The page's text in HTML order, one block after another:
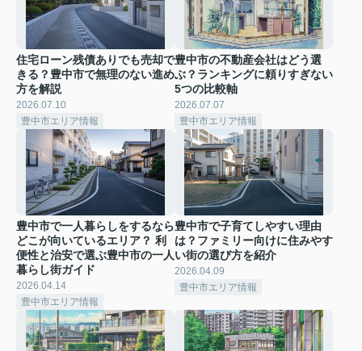
住宅ローン残債ありでも売却で
きる？豊中市で無理のない進め
方を解説
2026.07.10
豊中市エリア情報
豊中市の不動産会社はどう選
ぶ？ランキングに頼りすぎない
5つの比較軸
2026.07.07
豊中市エリア情報
豊中市で一人暮らしをするなら
どこが向いているエリア？ 利
便性と治安で選ぶ豊中市の一人
暮らし街ガイド
2026.04.14
豊中市エリア情報
豊中市で子育てしやすい理由
は？ファミリー向けに住みやす
い街の選び方を紹介
2026.04.09
豊中市エリア情報